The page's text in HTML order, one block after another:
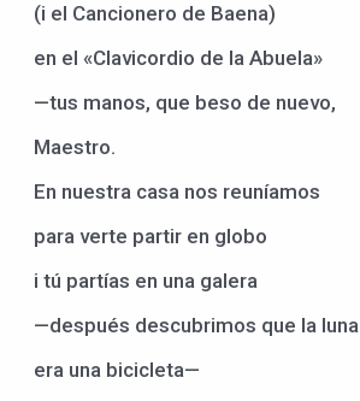
(i el Cancionero de Baena)
en el «Clavicordio de la Abuela»
—tus manos, que beso de nuevo,
Maestro.
En nuestra casa nos reuníamos
para verte partir en globo
i tú partías en una galera
—después descubrimos que la luna
era una bicicleta—